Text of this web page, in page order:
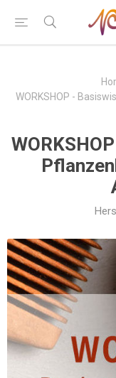
WORKSHOP -